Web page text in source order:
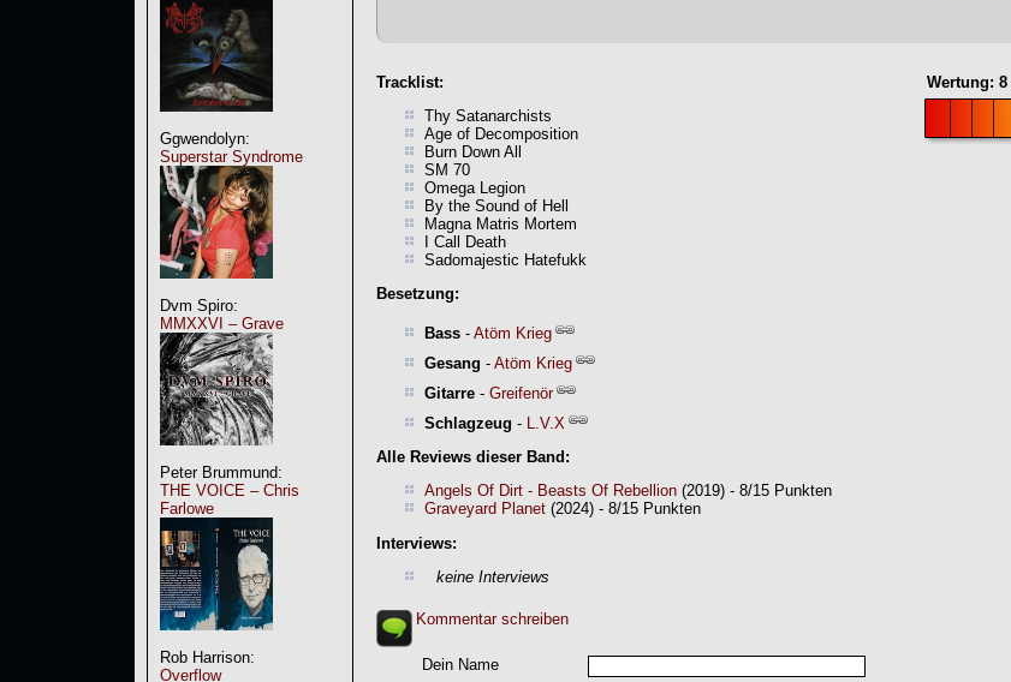
Ggwendolyn:
Superstar Syndrome
Dvm Spiro:
MMXXVI – Grave
Peter Brummund:
THE VOICE – Chris
Farlowe
Rob Harrison:
Overflow
Wertung: 8
Tracklist:
Thy Satanarchists
Age of Decomposition
Burn Down All
SM 70
Omega Legion
By the Sound of Hell
Magna Matris Mortem
I Call Death
Sadomajestic Hatefukk
Besetzung:
Bass - Atöm Krieg
Gesang - Atöm Krieg
Gitarre - Greifenör
Schlagzeug - L.V.X
Alle Reviews dieser Band:
Angels Of Dirt - Beasts Of Rebellion (2019) - 8/15 Punkten
Graveyard Planet (2024) - 8/15 Punkten
Interviews:
keine Interviews
Kommentar schreiben
Dein Name